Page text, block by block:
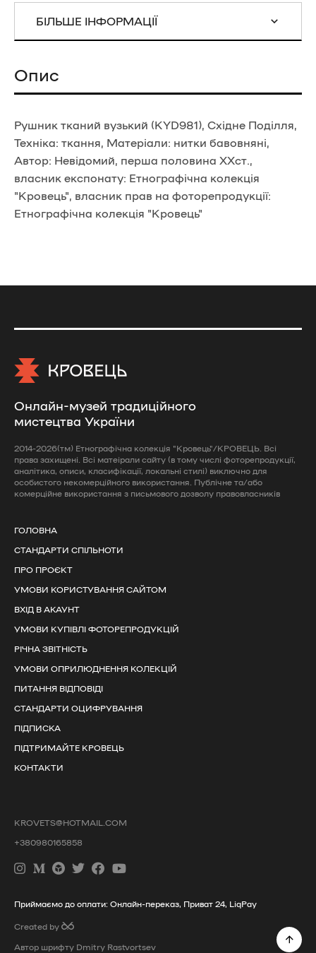
БІЛЬШЕ ІНФОРМАЦІЇ
Опис
Рушник тканий вузький (KYD981), Східне Поділля,
Техніка: ткання, Матеріали: нитки бавовняні,
Автор: Невідомий, перша половина ХХст.,
власник експонату: Етнографічна колекція
"Кровець", власник прав на фоторепродукції:
Етнографічна колекція "Кровець"
Онлайн-музей традиційного
мистецтва України
2014-2026(тм) Етнографічна колекція "Кровець"/КРОВЕЦЬ. Всі
права захищені. Всі матеірали сайту (в тому числі фоторепродукції,
аналітика, описи, класифікації, локальні стилі) виключно для
особистого некомерційного використання. Публічне та/або
комерційне використання з письмового дозволу правовласників
ГОЛОВНА
СТАНДАРТИ СПІЛЬНОТИ
ПРО ПРОЄКТ
УМОВИ КОРИСТУВАННЯ САЙТОМ
ВХІД В АКАУНТ
УМОВИ КУПІВЛІ ФОТОРЕПРОДУКЦІЙ
РІЧНА ЗВІТНІСТЬ
УМОВИ ОПРИЛЮДНЕННЯ КОЛЕКЦІЙ
ПИТАННЯ ВІДПОВІДІ
СТАНДАРТИ ОЦИФРУВАННЯ
ПІДПИСКА
ПІДТРИМАЙТЕ КРОВЕЦЬ
КОНТАКТИ
KROVETS@HOTMAIL.COM
+380980165858
Приймаємо до оплати: Онлайн-переказ, Приват 24, LiqPay
Created by
Автор шрифту Dmitry Rastvortsev